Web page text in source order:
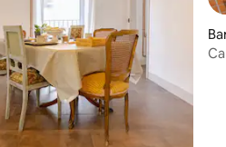
5, 197 vlerësime